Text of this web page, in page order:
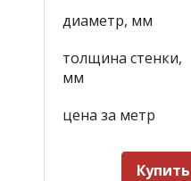
диаметр, мм
толщина стенки,
мм
цена за метр